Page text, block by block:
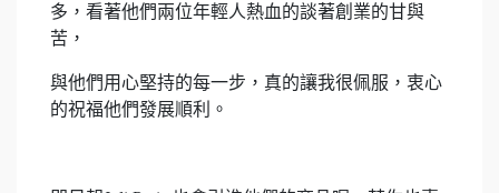
多，看著他們兩位年輕人熱血的談著創業的甘與
苦，
與他們用心堅持的每一步，真的讓我很佩服，衷心
的祝福他們發展順利。